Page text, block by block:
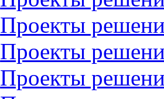
Проекты
Проекты
Проекты